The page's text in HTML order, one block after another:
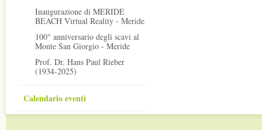
Inaugurazione di MERIDE
BEACH Virtual Reality - Meride
100° anniversario degli scavi al
Monte San Giorgio - Meride
Prof. Dr. Hans Paul Rieber
(1934-2025)
Calendario eventi